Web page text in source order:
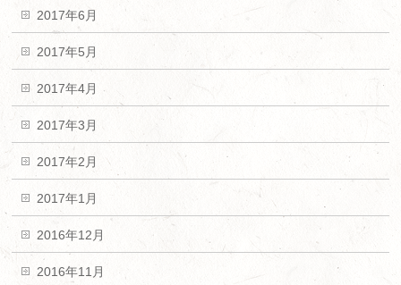
2017年6月
2017年5月
2017年4月
2017年3月
2017年2月
2017年1月
2016年12月
2016年11月